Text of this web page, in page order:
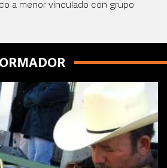
a menor vinculado con grupo